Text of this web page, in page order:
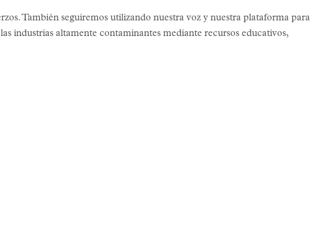
También seguiremos utilizando nuestra voz y nuestra plataforma para
industrias altamente contaminantes mediante recursos educativos,